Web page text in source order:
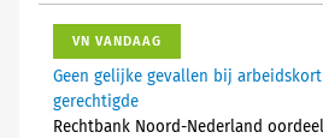
VN VANDAAG
Geen gelijke gevallen bij
gerechtigde
Rechtbank Noord-Nederland